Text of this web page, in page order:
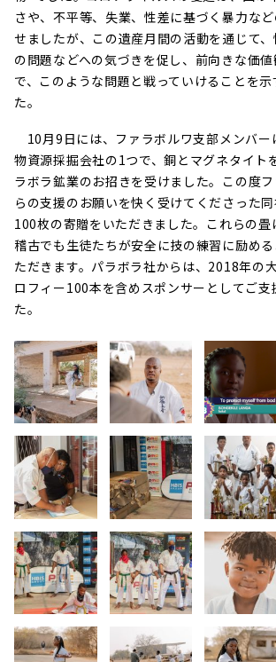
さや、不平等、失業、性差に基づく暴力な
せましたが、この遺産月間の活動を通じて
の問題などへの気づきを促し、前向きな価
で、このような問題と戦っていけることを
た。
10月9日には、ファラボルワ支部メンバー
物資源採掘会社の1つで、銅とマグネタイト
ラボラ鉱業のお招きを受けました。この度
らの支援のお願いを快く受けてくださった
100枚の寄贈をいただきました。これらの畳
稽古でも生徒たちが安全に技の練習に励め
ただきます。パラボラ社からは、2018年の
ロフィー100本を含めスポンサーとしてご支
た。